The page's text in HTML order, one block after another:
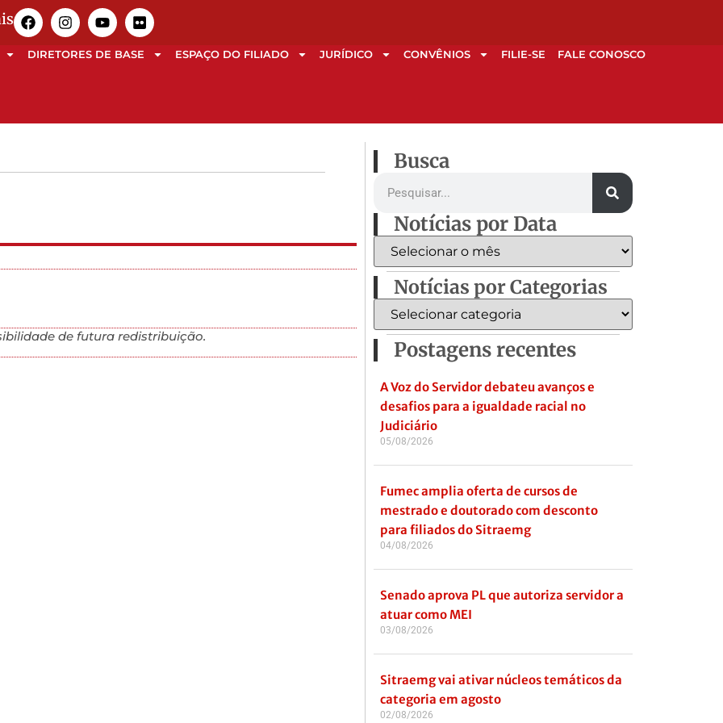
DIRETORES DE BASE ESPAÇO DO FILIADO JURÍDICO CONVÊNIOS FILIE-SE FALE CONOSCO
de futura redistribuição.
Busca
Notícias por Data
Notícias por Categorias
Postagens recentes
A Voz do Servidor debateu avanços e
desafios para a igualdade racial no
Judiciário
05/08/2026
Fumec amplia oferta de cursos de
mestrado e doutorado com desconto
para filiados do Sitraemg
04/08/2026
Senado aprova PL que autoriza servidor a
atuar como MEI
03/08/2026
Sitraemg vai ativar núcleos temáticos da
categoria em agosto
02/08/2026